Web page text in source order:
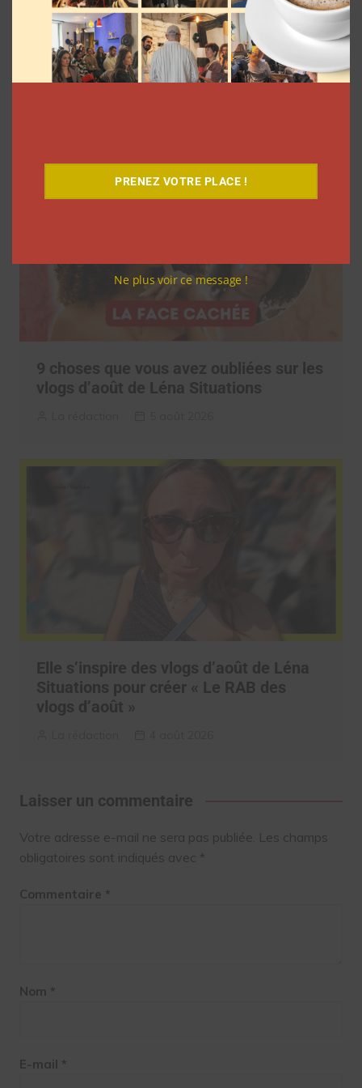
7 séries sur les influenceurs et les
réseaux sociaux à regarder cet été sur
Netflix
9 choses que vous avez oubliées sur les
vlogs d’août de Léna Situations
Elle s’inspire des vlogs d’août de Léna
Situations pour créer « Le RAB des
vlogs d’août »
Laisser un commentaire
Votre adresse e-mail ne sera pas publiée. Les champs
obligatoires sont indiqués avec *
Commentaire *
Nom *
E-mail *
PRENEZ VOTRE PLACE !
Ne plus voir ce message !